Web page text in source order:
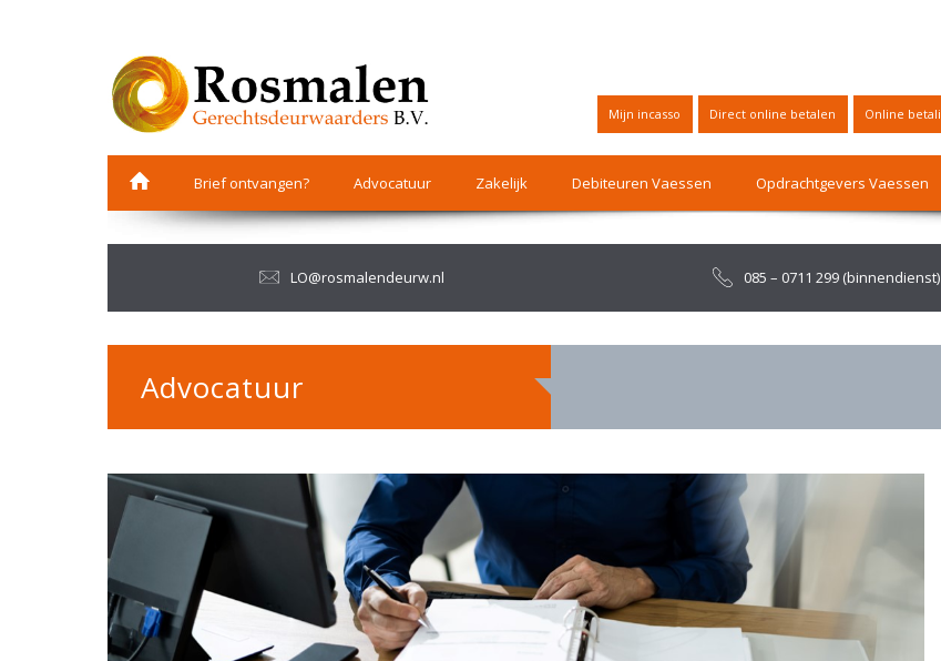
Mijn incasso Direct online betalen Online
Brief ontvangen? Advocatuur Zakelijk Debiteuren Vaessen Opdrachtgevers Vaessen
LO@rosmalendeurw.nl 085 – 0711 299 (binnendienst)
Advocatuur